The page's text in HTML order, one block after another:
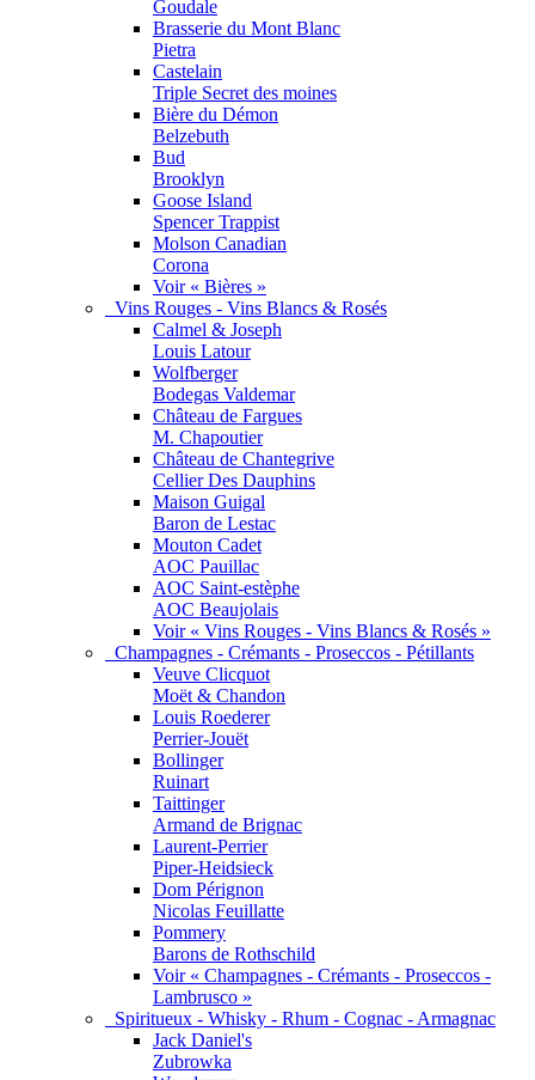
Goudale
Brasserie du Mont Blanc
Pietra
Castelain
Triple Secret des moines
Bière du Démon
Belzebuth
Bud
Brooklyn
Goose Island
Spencer Trappist
Molson Canadian
Corona
Voir « Bières »
Vins Rouges - Vins Blancs & Rosés
Calmel & Joseph
Louis Latour
Wolfberger
Bodegas Valdemar
Château de Fargues
M. Chapoutier
Château de Chantegrive
Cellier Des Dauphins
Maison Guigal
Baron de Lestac
Mouton Cadet
AOC Pauillac
AOC Saint-estèphe
AOC Beaujolais
Voir « Vins Rouges - Vins Blancs & Rosés »
Champagnes - Crémants - Proseccos - Pétillants
Veuve Clicquot
Moët & Chandon
Louis Roederer
Perrier-Jouët
Bollinger
Ruinart
Taittinger
Armand de Brignac
Laurent-Perrier
Piper-Heidsieck
Dom Pérignon
Nicolas Feuillatte
Pommery
Barons de Rothschild
Voir « Champagnes - Crémants - Proseccos -
Lambrusco »
Spiritueux - Whisky - Rhum - Cognac - Armagnac
Jack Daniel's
Zubrowka